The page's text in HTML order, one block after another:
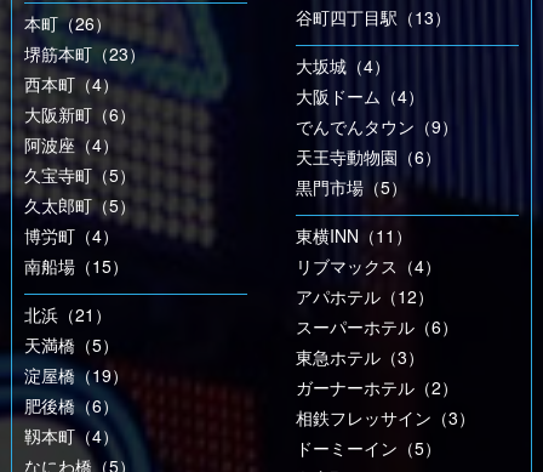
本町（26）
堺筋本町（23）
西本町（4）
大阪新町（6）
阿波座（4）
久宝寺町（5）
久太郎町（5）
博労町（4）
南船場（15）
北浜（21）
天満橋（5）
淀屋橋（19）
肥後橋（6）
靱本町（4）
なにわ橋（5）
谷町四丁目駅（13）
大坂城（4）
大阪ドーム（4）
でんでんタウン（9）
天王寺動物園（6）
黒門市場（5）
東横INN（11）
リブマックス（4）
アパホテル（12）
スーパーホテル（6）
東急ホテル（3）
ガーナーホテル（2）
相鉄フレッサイン（3）
ドーミーイン（5）